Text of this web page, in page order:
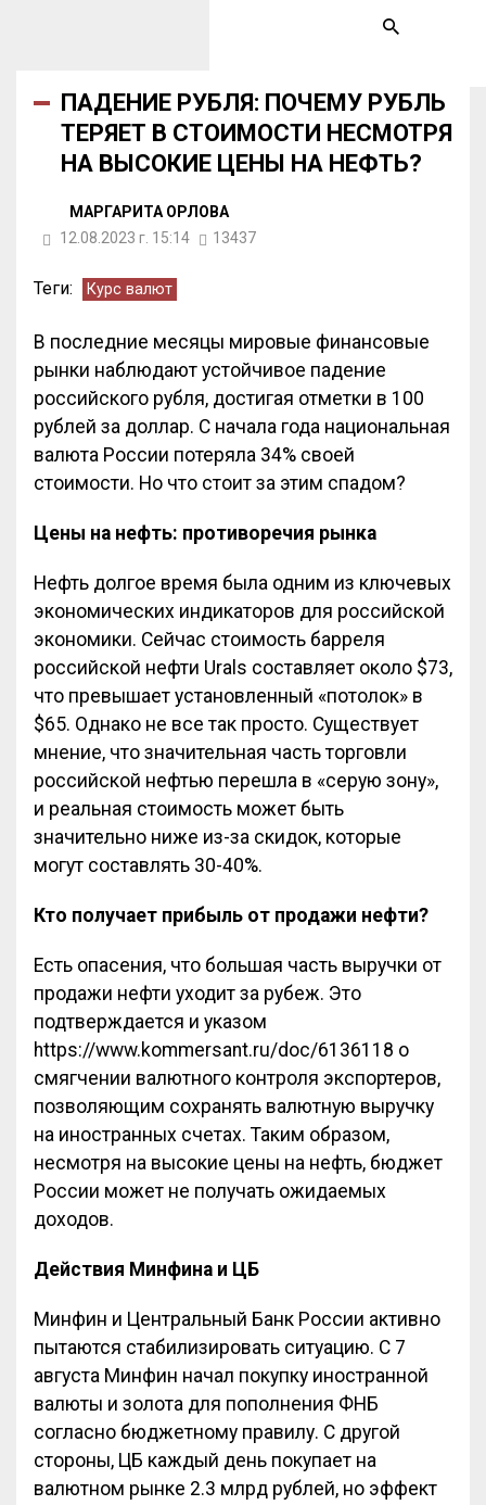
ПАДЕНИЕ РУБЛЯ: ПОЧЕМУ РУБЛЬ
ТЕРЯЕТ В СТОИМОСТИ НЕСМОТРЯ
НА ВЫСОКИЕ ЦЕНЫ НА НЕФТЬ?
МАРГАРИТА ОРЛОВА
12.08.2023 г. 15:14
13437
Теги: Курс валют
В последние месяцы мировые финансовые
рынки наблюдают устойчивое падение
российского рубля, достигая отметки в 100
рублей за доллар. С начала года национальная
валюта России потеряла 34% своей
стоимости. Но что стоит за этим спадом?
Цены на нефть: противоречия рынка
Нефть долгое время была одним из ключевых
экономических индикаторов для российской
экономики. Сейчас стоимость барреля
российской нефти Urals составляет около $73,
что превышает установленный «потолок» в
$65. Однако не все так просто. Существует
мнение, что значительная часть торговли
российской нефтью перешла в «серую зону»,
и реальная стоимость может быть
значительно ниже из-за скидок, которые
могут составлять 30-40%.
Кто получает прибыль от продажи нефти?
Есть опасения, что большая часть выручки от
продажи нефти уходит за рубеж. Это
подтверждается и указом
https://www.kommersant.ru/doc/6136118 о
смягчении валютного контроля экспортеров,
позволяющим сохранять валютную выручку
на иностранных счетах. Таким образом,
несмотря на высокие цены на нефть, бюджет
России может не получать ожидаемых
доходов.
Действия Минфина и ЦБ
Минфин и Центральный Банк России активно
пытаются стабилизировать ситуацию. С 7
августа Минфин начал покупку иностранной
валюты и золота для пополнения ФНБ
согласно бюджетному правилу. С другой
стороны, ЦБ каждый день покупает на
валютном рынке 2.3 млрд рублей, но эффект